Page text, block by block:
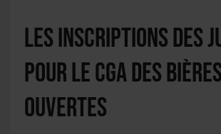
Les inscriptions des
pour le CGA des
ouvertes